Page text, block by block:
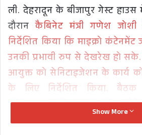
ली. देहरादून के बीजापुर गेस्ट
दौरानकैबिनेट मंत्री गणेश जोशी
निर्देशित किया कि माइक्रो कंटेनमेंट
उनकी प्रभावी रुप से देखरेख हो
आयुक्त को सेनिटाइजेशन के कार्य
के लिए निर्देशित किया.
क्लेमनटाउन को 10 कंसन्ट्रेटर
मसूरी, कोरोनेशन अस्पतालों में
Show More